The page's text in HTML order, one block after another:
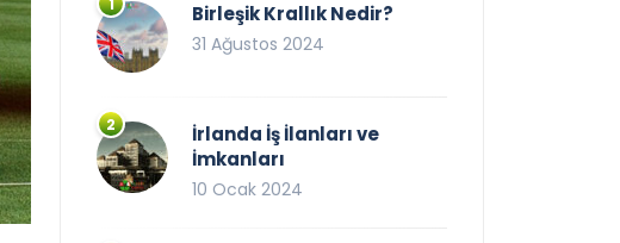
Birleşik Krallık Nedir?
31 Ağustos 2024
İrlanda İş İlanları ve
İmkanları
10 Ocak 2024